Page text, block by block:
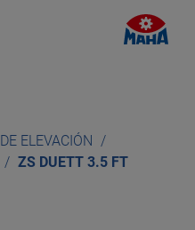
ELEVACIÓN
ZS DUETT 3.5 FT